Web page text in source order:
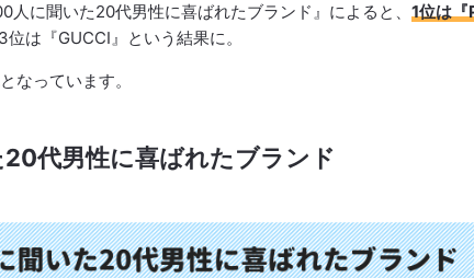
に聞いた20代男性に喜ばれたブランド』によると、 1位は
は『GUCCI』という結果に。
なっています。
代男性に喜ばれたブランド